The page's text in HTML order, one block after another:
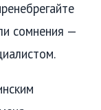
сомнения —